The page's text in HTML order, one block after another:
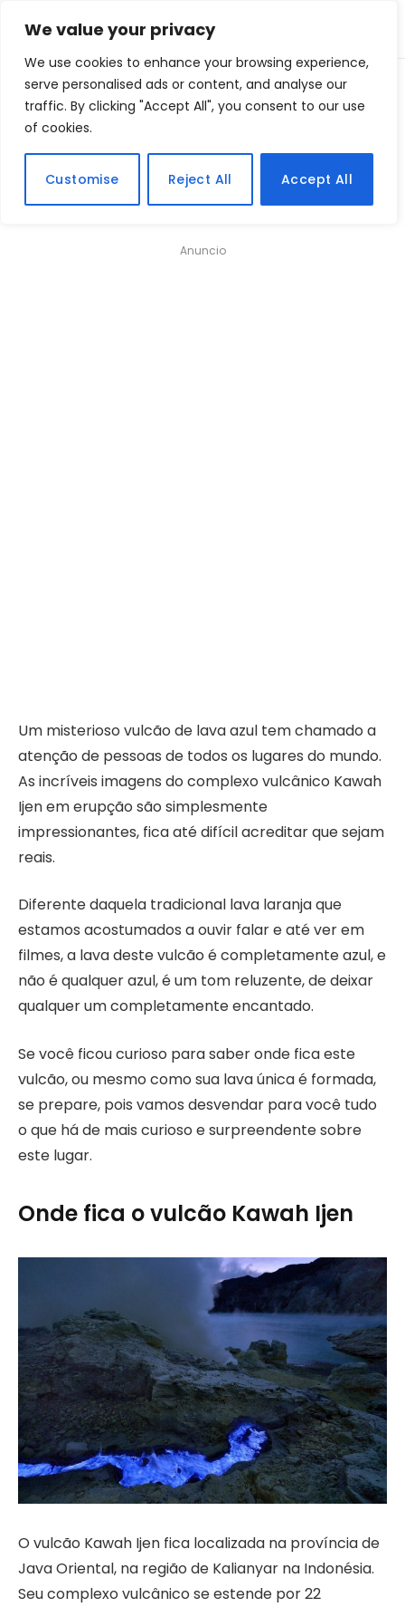
We value your privacy
We use cookies to enhance your browsing experience,
serve personalised ads or content, and analyse our
traffic. By clicking "Accept All", you consent to our use
of cookies.
Customise Reject All Accept All
Home » Viagens e Turismo » Conheça o incrível vulcão que solta lava azul!
Conheça o incrível vulcão
que solta lava azul!
Anuncio
Um misterioso vulcão de lava azul tem chamado a
atenção de pessoas de todos os lugares do mundo.
As incríveis imagens do complexo vulcânico Kawah
Ijen em erupção são simplesmente
impressionantes, fica até difícil acreditar que sejam
reais.
Diferente daquela tradicional lava laranja que
estamos acostumados a ouvir falar e até ver em
filmes, a lava deste vulcão é completamente azul, e
não é qualquer azul, é um tom reluzente, de deixar
qualquer um completamente encantado.
Se você ficou curioso para saber onde fica este
vulcão, ou mesmo como sua lava única é formada,
se prepare, pois vamos desvendar para você tudo
o que há de mais curioso e surpreendente sobre
este lugar.
Onde fica o vulcão Kawah Ijen
O vulcão Kawah Ijen fica localizada na província de
Java Oriental, na região de Kalianyar na Indonésia.
Seu complexo vulcânico se estende por 22